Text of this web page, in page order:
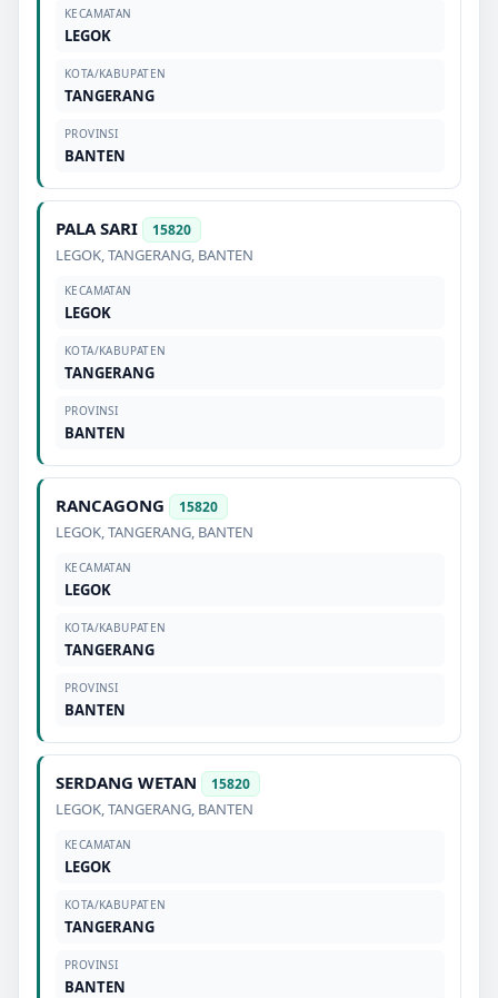
KECAMATAN
LEGOK
KOTA/KABUPATEN
TANGERANG
PROVINSI
BANTEN
PALA SARI 15820
LEGOK,TANGERANG, BANTEN
KECAMATAN
LEGOK
KOTA/KABUPATEN
TANGERANG
PROVINSI
BANTEN
RANCAGONG 15820
LEGOK,TANGERANG, BANTEN
KECAMATAN
LEGOK
KOTA/KABUPATEN
TANGERANG
PROVINSI
BANTEN
SERDANG WETAN 15820
LEGOK,TANGERANG, BANTEN
KECAMATAN
LEGOK
KOTA/KABUPATEN
TANGERANG
PROVINSI
BANTEN